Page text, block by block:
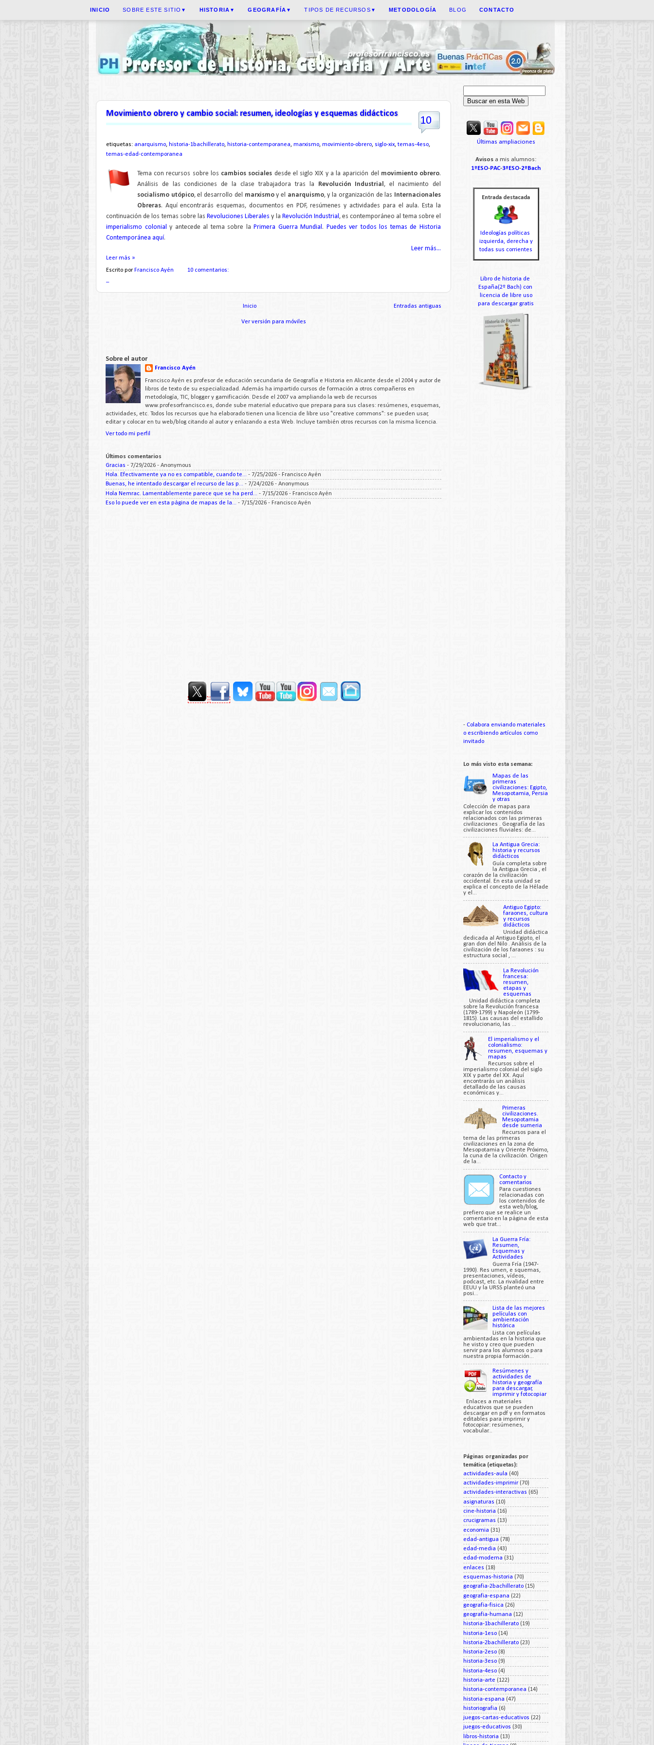
INICIO SOBRE ESTE SITIO ▼ HISTORIA ▼ GEOGRAFÍA ▼ TIPOS DE RECURSOS ▼ METODOLOGÍA BLOG CONTACTO
10
Movimiento obrero y cambio social: resumen, ideologías y esquemas didácticos
etiquetas: anarquismo, historia-1bachillerato, historia-contemporanea, marxismo, movimiento-obrero, siglo-xix, temas-4eso,
temas-edad-contemporanea
Tema con recursos sobre los cambios sociales desde el siglo XIX y a la aparición del movimiento obrero.
Análisis de las condiciones de la clase trabajadora tras la
Revolución Industrial , el nacimiento del
socialismo utópico, el desarrollo del marxismoy el anarquismo, y la organización de las
Internacionales
Obreras. Aquí encontrarás esquemas, documentos en PDF, resúmenes y actividades para el aula. Esta la
continuación de los temas sobre las Revoluciones Liberalesy la Revolución Industrial , es contemporáneo al tema sobre el
imperialismo colonial
y antecede al tema sobre la Primera Guerra Mundial .
Puedes ver todos los temas de Historia
Contemporánea aquí.
Leer más...
Leer más »
Escrito porFrancisco Ayén
10 comentarios:
Entradas antiguas
Inicio
Ver versión para móviles
Sobre el autor
Francisco Ayén
Francisco Ayén es profesor de educación secundaria de Geografía e Historia en Alicante desde el 2004 y autor de
libros de texto de su especializadad. Además ha impartido cursos de formación a otros compañeros en
metodología, TIC, blogger y gamificación. Desde el 2007 va ampliando la web de recursos
www.profesorfrancisco.es, donde sube material educativo que prepara para sus clases: resúmenes, esquemas,
actividades, etc. Todos los recursos que ha elaborado tienen una licencia de libre uso "creative commons": se pueden usar,
editar y colocar en tu web/blog citando al autor y enlazando a esta Web. Incluye también otros recursos con la misma licencia.
Ver todo mi perfil
Últimos comentarios
Gracias - 7/29/2026 - Anonymous
Hola. Efectivamente ya no es compatible, cuando te... - 7/25/2026 - Francisco Ayén
Buenas, he intentado descargar el recurso de las p... - 7/24/2026 - Anonymous
Hola Nemrac. Lamentablemente parece que se ha perd... - 7/15/2026 - Francisco Ayén
Eso lo puede ver en esta página de mapas de la... - 7/15/2026 - Francisco Ayén
Últimas ampliaciones
Avisos a mis alumnos:
1ºESO-PAC-3ºESO-2ºBach
Entrada destacada
Ideologías políticas
izquierda, derecha y
todas sus corrientes
Libro de historia de
España(2º Bach) con
licencia de libre uso
para descargar gratis
- Colabora enviando materiales
o escribiendo artículos como
invitado
Lo más visto esta semana:
Mapas de las
primeras
civilizaciones: Egipto,
Mesopotamia, Persia
y otras
Colección de mapas para
explicar los contenidos
relacionados con las primeras
civilizaciones . Geografía de las
civilizaciones fluviales: de...
La Antigua Grecia:
historia y recursos
didácticos
Guía completa sobre
la Antigua Grecia , el
corazón de la civilización
occidental. En esta unidad se
explica el concepto de la Hélade
y el...
Antiguo Egipto:
faraones, cultura
y recursos
didácticos
Unidad didáctica
dedicada al Antiguo Egipto, el
gran don del Nilo . Análisis de la
civilización de los faraones : su
estructura social , ...
La Revolución
francesa:
resumen,
etapas y
esquemas
Unidad didáctica completa
sobre la Revolución francesa
(1789-1799) y Napoleón (1799-
1815). Las causas del estallido
revolucionario, las ...
El imperialismo y el
colonialismo:
resumen, esquemas y
mapas
Recursos sobre el
imperialismo colonial del siglo
XIX y parte del XX. Aquí
encontrarás un análisis
detallado de las causas
económicas y...
Primeras
civilizaciones.
Mesopotamia
desde sumeria
Recursos para el
tema de las primeras
civilizaciones en la zona de
Mesopotamia y Oriente Próximo,
la cuna de la civilización. Origen
de la...
Contacto y
comentarios
Para cuestiones
relacionadas con
los contenidos de
esta web/blog,
prefiero que se realice un
comentario en la página de esta
web que trat...
La Guerra Fría:
Resumen,
Esquemas y
Actividades
Guerra Fría (1947-
1990). Res umen, e squemas,
presentaciones, vídeos,
podcast, etc. La rivalidad entre
EEUU y la URSS planteó una
posi...
Lista de las mejores
películas con
ambientación
histórica
Lista con películas
ambientadas en la historia que
he visto y creo que pueden
servir para los alumnos o para
nuestra propia formación...
Resúmenes y
actividades de
historia y geografía
para descargar,
imprimir y fotocopiar
Enlaces a materiales
educativos que se pueden
descargar en pdf y en formatos
editables para imprimir y
fotocopiar: resúmenes,
vocabular...
Páginas organizadas por
temática (etiquetas):
actividades-aula (40)
actividades-imprimir (70)
actividades-interactivas (65)
asignaturas (10)
cine-historia (16)
crucigramas (13)
economia (31)
edad-antigua (78)
edad-media (43)
edad-moderna (31)
enlaces (18)
esquemas-historia (70)
geografia-2bachillerato (15)
geografia-espana (22)
geografia-fisica (26)
geografia-humana (12)
historia-1bachillerato (19)
historia-1eso (14)
historia-2bachillerato (23)
historia-2eso (8)
historia-3eso (9)
historia-4eso (4)
historia-arte (122)
historia-contemporanea (14)
historia-espana (47)
historiografia (6)
juegos-cartas-educativos (22)
juegos-educativos (30)
libros-historia (13)